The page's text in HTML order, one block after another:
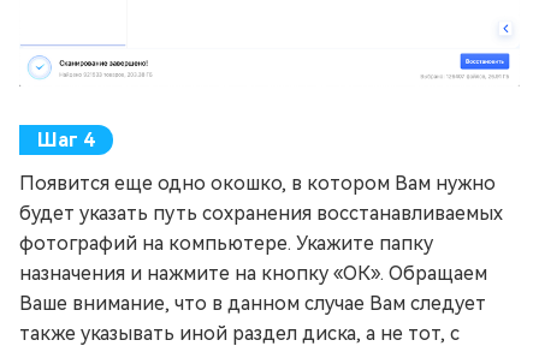
Появится еще одно окошко, в котором Вам нужно
будет указать путь сохранения восстанавливаемых
фотографий на компьютере. Укажите папку
назначения и нажмите на кнопку «ОК». Обращаем
Ваше внимание, что в данном случае Вам следует
также указывать иной раздел диска, а не тот, с